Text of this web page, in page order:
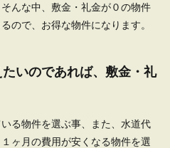
の水道代は２ヶ月で5000円だと高いと
たときの対処法
んな中、敷金・礼金が０の物件
ので、お得な物件になります。
いのであれば、敷金・礼
る物件を選ぶ事、また、水道代
ヶ月の費用が安くなる物件を選